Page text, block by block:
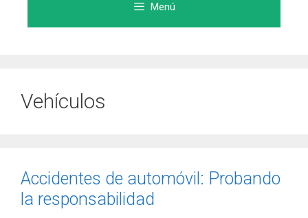
Menú
Vehículos
Accidentes de automóvil: Probando
la responsabilidad